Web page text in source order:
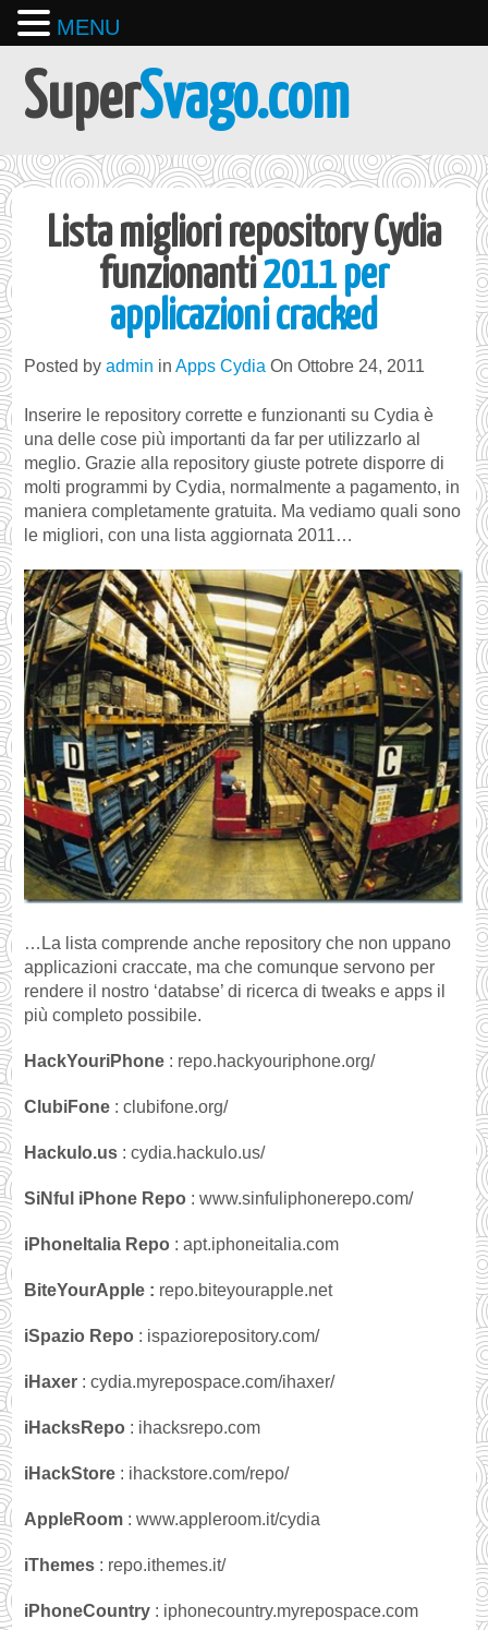
SuperSvago.com
Lista migliori repository Cydia
funzionanti2011 per
applicazioni cracked
Posted byadmin inApps Cydia On Ottobre 24, 2011
Inserire le repository corrette e funzionanti su Cydia è
una delle cose più importanti da far per utilizzarlo al
meglio. Grazie alla repository giuste potrete disporre di
molti programmi by Cydia, normalmente a pagamento, in
maniera completamente gratuita. Ma vediamo quali sono
le migliori, con una lista aggiornata 2011…
…La lista comprende anche repository che non uppano
applicazioni craccate, ma che comunque servono per
rendere il nostro ‘databse’ di ricerca di tweaks e apps il
più completo possibile.
HackYouriPhone : repo.hackyouriphone.org/
ClubiFone : clubifone.org/
Hackulo.us : cydia.hackulo.us/
SiNful iPhone Repo : www.sinfuliphonerepo.com/
iPhoneItalia Repo : apt.iphoneitalia.com
BiteYourApple : repo.biteyourapple.net
iSpazio Repo : ispaziorepository.com/
iHaxer : cydia.myrepospace.com/ihaxer/
iHacksRepo : ihacksrepo.com
iHackStore : ihackstore.com/repo/
AppleRoom : www.appleroom.it/cydia
iThemes : repo.ithemes.it/
iPhoneCountry : iphonecountry.myrepospace.com
MENU